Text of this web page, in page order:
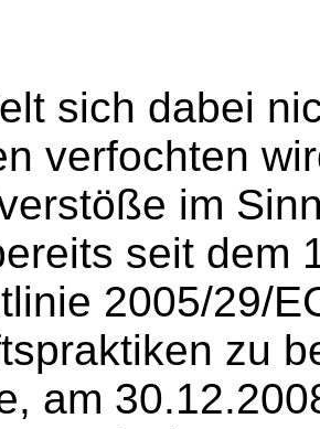
sich dabei
verfochten
im
seit dem
2005/29/
zu
am